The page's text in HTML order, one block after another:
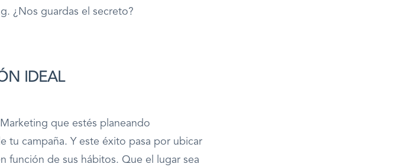
¿Nos guardas el secreto?
IDEAL
que estés planeando
tu campaña. Y este éxito pasa por ubicar
función de sus hábitos. Que el lugar sea